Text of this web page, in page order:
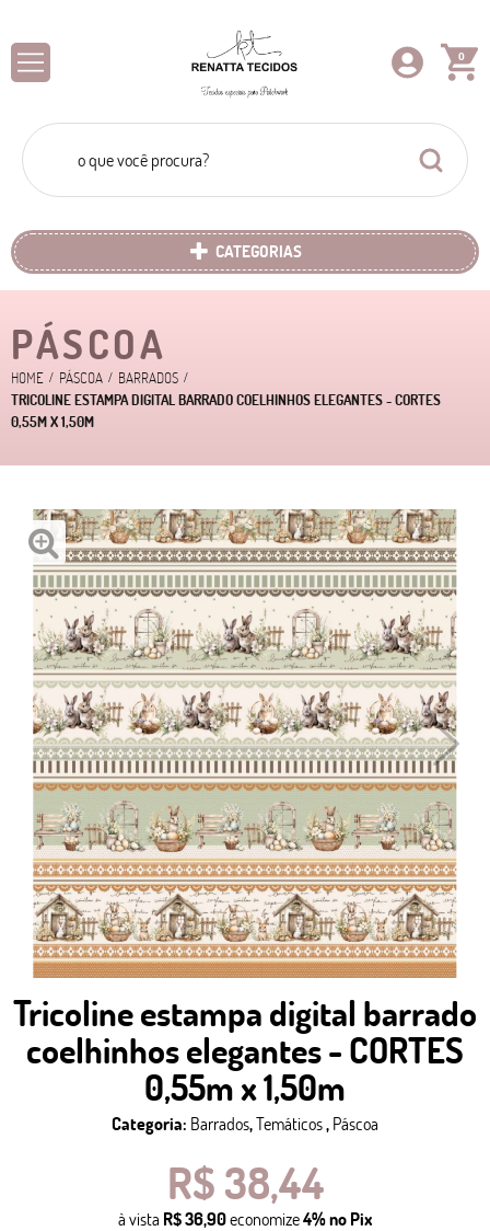
0
CATEGORIAS
PÁSCOA
HOME PÁSCOA
BARRADOS
TRICOLINE ESTAMPA DIGITAL BARRADO COELHINHOS ELEGANTES - CORTES
0,55M X 1,50M
Tricoline estampa digital barrado
coelhinhos elegantes - CORTES
0,55m x 1,50m
Categoria: Barrados,Temáticos, Páscoa
R$ 38,44
à vista R$ 36,90economize4%no Pix